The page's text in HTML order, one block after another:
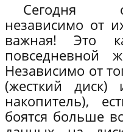
Сегодня
независимо от
важная! Это
повседневной
Независимо от
(жесткий диск)
накопитель),
боятся больше